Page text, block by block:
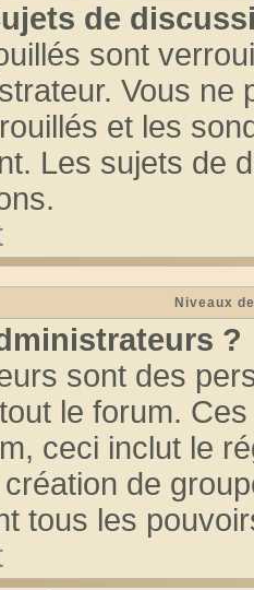
de
sont
Vous
et les
Les sujets de
Niveaux
?
sont des
le forum.
ceci inclut le
de
tous les